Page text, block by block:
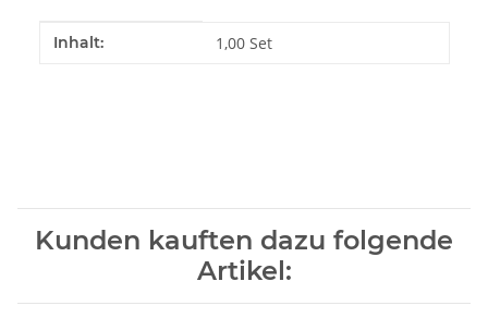
Produkteigenschaft
Wert
Inhalt: 1,00 Set
Kunden kauften dazu folgende
Artikel: